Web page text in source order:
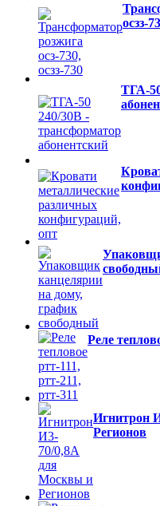
осзз-
ТГА-
Реле
Игнитрон
Регионов